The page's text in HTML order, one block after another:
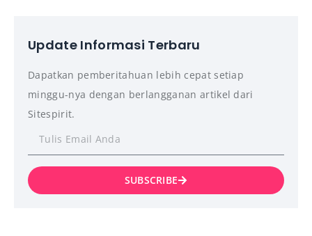
Update Informasi Terbaru
Dapatkan pemberitahuan lebih cepat setiap
minggu-nya dengan berlangganan artikel dari
Sitespirit.
SUBSCRIBE